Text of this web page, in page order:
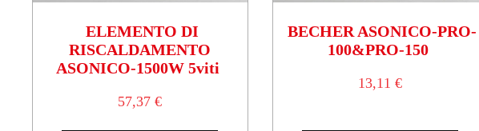
ELEMENTO DI
RISCALDAMENTO
ASONICO-1500W 5viti
57,37€
BECHER ASONICO-PRO-
100&PRO-150
13,11€